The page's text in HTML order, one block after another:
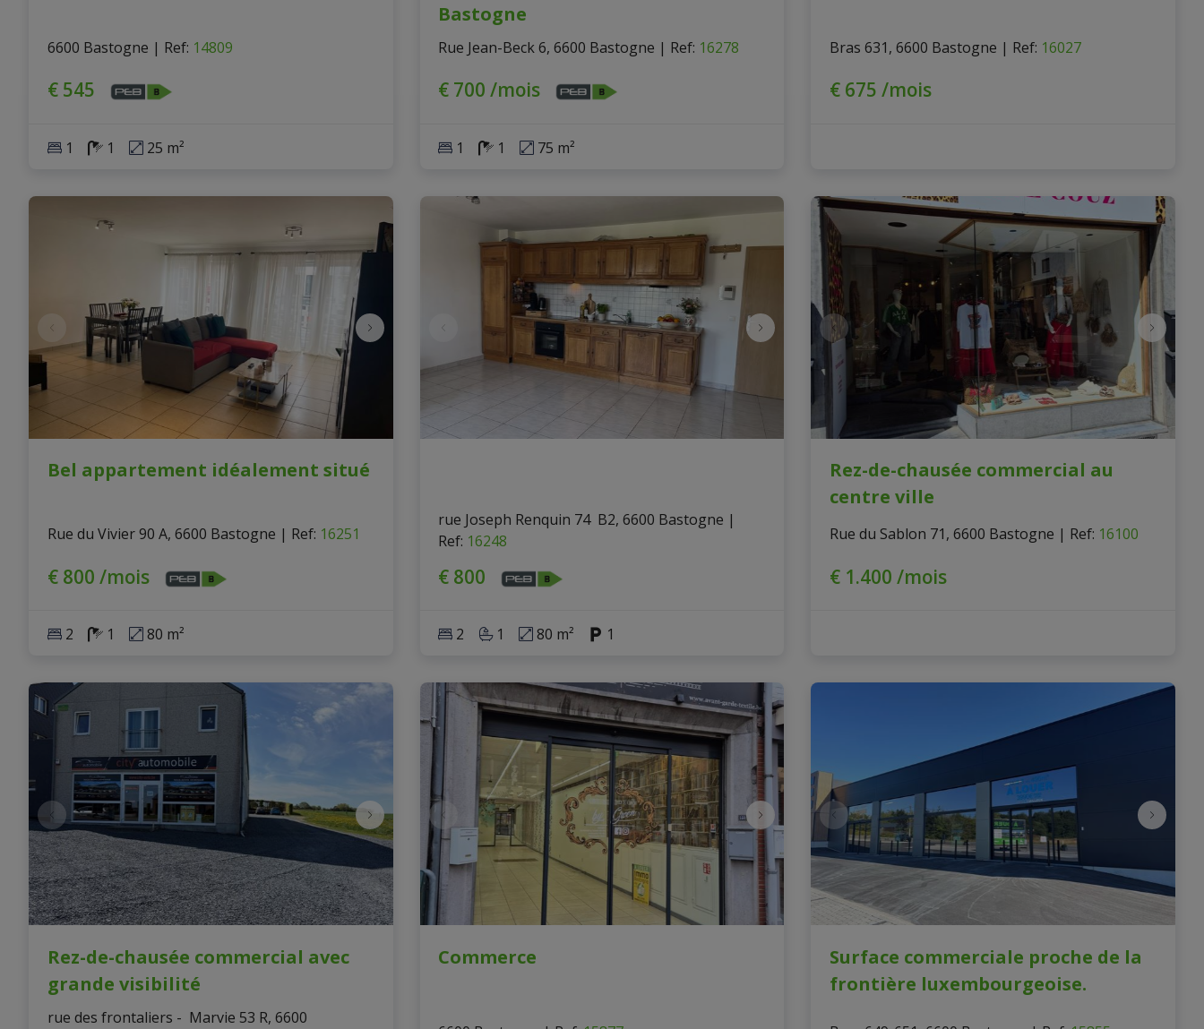
6600 Bastogne | Ref: 14809
€ 545
1 1 25 m²
Bastogne
Rue Jean-Beck 6, 6600 Bastogne | Ref: 16278
€ 700 /mois
1 1 75 m²
Bras 631, 6600 Bastogne | Ref: 16027
€ 675 /mois
Bel appartement idéalement situé
Rue du Vivier 90 A, 6600 Bastogne | Ref: 16251
€ 800 /mois
2 1 80 m²
rue Joseph Renquin 74  B2, 6600 Bastogne |
Ref: 16248
€ 800
2 1 80 m² 1
Rez-de-chausée commercial au
centre ville
Rue du Sablon 71, 6600 Bastogne | Ref: 16100
€ 1.400 /mois
Rez-de-chausée commercial avec
grande visibilité
rue des frontaliers -  Marvie 53 R, 6600
Commerce
Surface commerciale proche de la
frontière luxembourgeoise.